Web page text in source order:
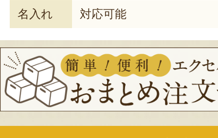
名入れ 対応可能